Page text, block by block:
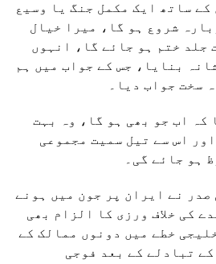
ساتھ ایک مکمل جنگ یا وسیع
شروع ہو گا، میرا خیال
جلد ختم ہو جائے گا، انہوں
بنایا، جس کے جواب میں ہم
سخت جواب دیا۔
کہ اب جو بھی ہو گا، وہ بہت
اس سے تیل سمیت مجموعی
ہو جائے گی۔
صدر نے ایران پر جون میں ہونے
کی خلاف ورزی کا الزام بھی
خطے میں دونوں ممالک کے
تبادلے کے بعد فوجی